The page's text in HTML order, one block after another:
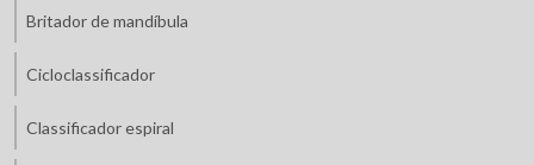
Britador de mandíbula
Cicloclassificador
Classificador espiral